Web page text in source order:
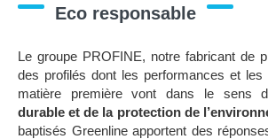
Eco responsable
Le groupe PROFINE, notre fabricant de
des profilés dont les performances et les
matière première vont dans le sens
durable et de la protection de
baptisés Greenline apportent des